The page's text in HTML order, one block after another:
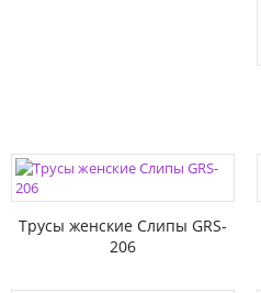
Трусы женские Слипы GRS-
206